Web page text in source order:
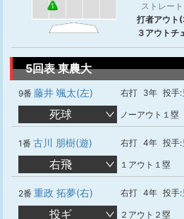
1
ストレート
打者アウト
３アウトチ
5回表 東農大
9番 藤井 颯太(左) 右打 3年 投手:
死球 ノーアウト１塁
1番 古川 朋樹(遊) 右打 4年 投手:
右飛 １アウト１塁
2番 重政 拓夢(右) 右打 4年 投手:
投ギ ２アウト２塁